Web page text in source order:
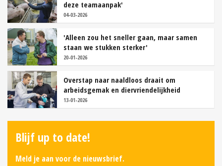
deze teamaanpak'
04-03-2026
'Alleen zou het sneller gaan, maar samen
staan we stukken sterker'
20-01-2026
Overstap naar naaldloos draait om
arbeidsgemak en diervriendelijkheid
13-01-2026
Blijf up to date!
Meld je aan voor de nieuwsbrief.